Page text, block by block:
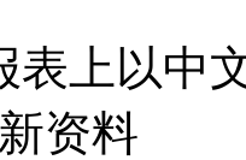
表上以中
资料